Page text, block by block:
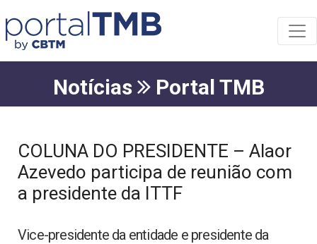
Notícias Portal TMB
COLUNA DO PRESIDENTE – Alaor
Azevedo participa de reunião com
a presidente da ITTF
Vice-presidente da entidade e presidente da